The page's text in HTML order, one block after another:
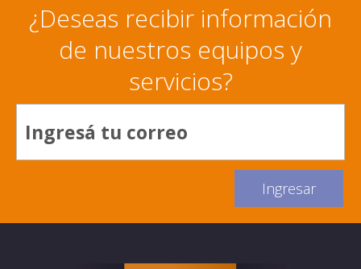
¿Deseas recibir información
de nuestros equipos y
servicios?